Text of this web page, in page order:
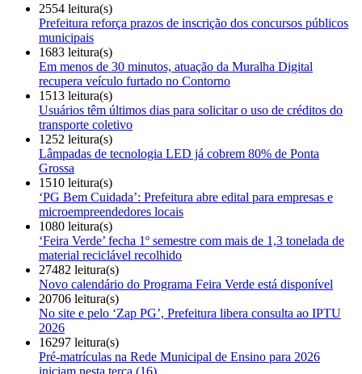
2554 leitura(s)
Prefeitura reforça prazos de inscrição dos concursos públicos
municipais
1683 leitura(s)
Em menos de 30 minutos, atuação da Muralha Digital
recupera veículo furtado no Contorno
1513 leitura(s)
Usuários têm últimos dias para solicitar o uso de créditos do
transporte coletivo
1252 leitura(s)
Lâmpadas de tecnologia LED já cobrem 80% de Ponta
Grossa
1510 leitura(s)
‘PG Bem Cuidada’: Prefeitura abre edital para empresas e
microempreendedores locais
1080 leitura(s)
‘Feira Verde’ fecha 1º semestre com mais de 1,3 tonelada de
material reciclável recolhido
27482 leitura(s)
Novo calendário do Programa Feira Verde está disponível
20706 leitura(s)
No site e pelo ‘Zap PG’, Prefeitura libera consulta ao IPTU
2026
16297 leitura(s)
Pré-matrículas na Rede Municipal de Ensino para 2026
iniciam nesta terça (16)